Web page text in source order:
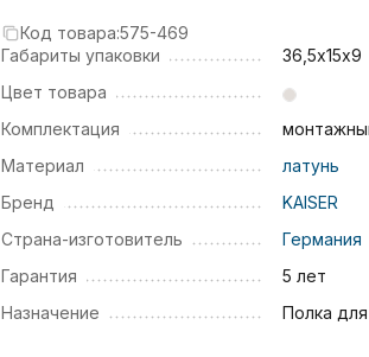
Код товара:575-469
Габариты упаковки
36,5х15х9
Цвет товара
Комплектация
Материал
латунь
Бренд
KAISER
Страна-изготовитель
Германия
Гарантия
5 лет
Назначение
Полка